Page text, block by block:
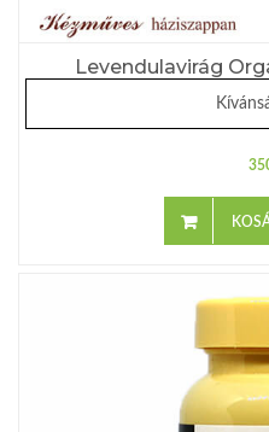
Levendulavirág